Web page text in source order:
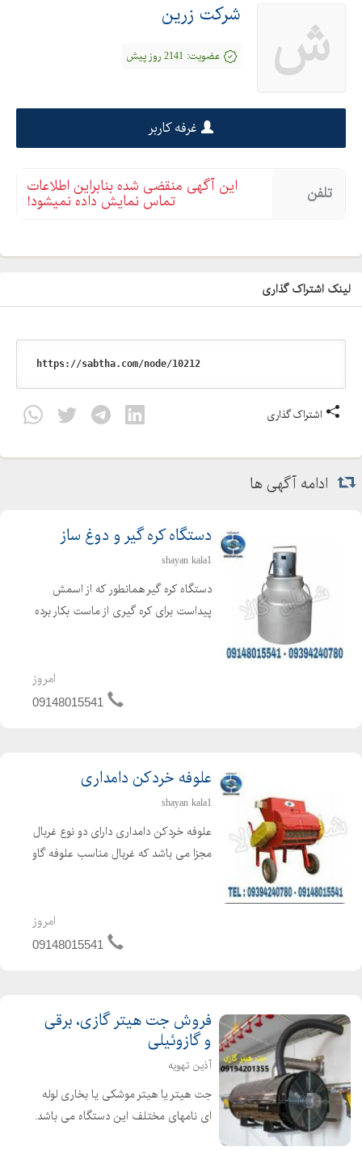
ش شرکت زرین
عضویت: 2141 روز پیش
غرفه کاربر
تلفن این آگهی منقضی شده بنابراین اطلاعات
تماس نمایش داده نمیشود!
لینک اشتراک گذاری
اشتراک گذاری
ادامه آگهی ها
دستگاه کره گیر و دوغ ساز
shayan kala1
دستگاه کره گیر همانطور که از اسمش
پیداست برای کره گیری از ماست بکار برده
مخلوط شده و بحال...
امروز
09148015541
علوفه خردکن دامداری
shayan kala1
علوفه خردکن دامداری دارای دو نوع غربال
مجزا می باشد که غربال مناسب علوفه گاو
تیغه های تعبیه شده ثابت در بدنه و تیغه
امروز
09148015541
فروش جت هیتر گازی، برقی
و گازوئیلی
آذین تهویه
جت هیتر یا هیتر موشکی یا بخاری لوله
ای نامهای مختلف این دستگاه می باشد.